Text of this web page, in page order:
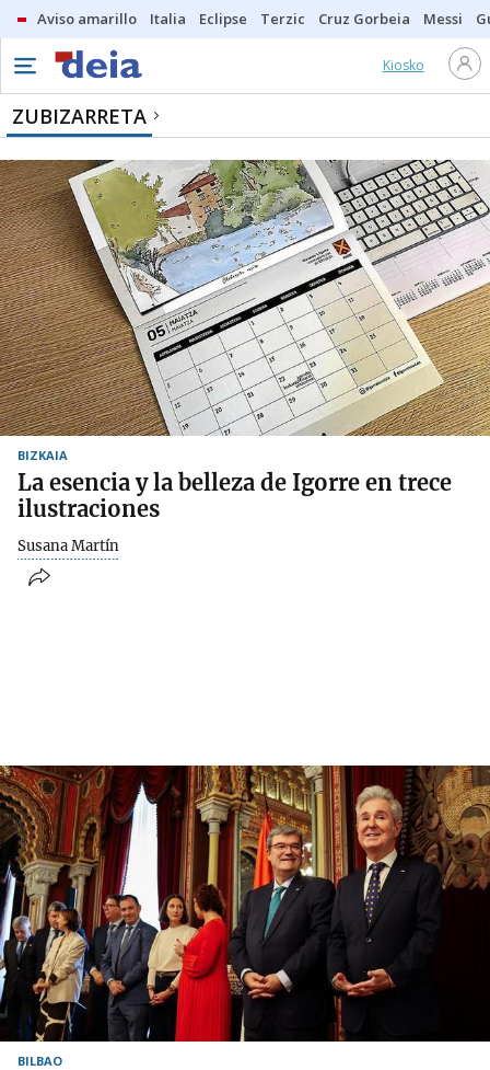
Aviso amarillo Italia Eclipse Terzic Cruz Gorbeia Messi
Kiosko
ZUBIZARRETA
BIZKAIA
La esencia y la belleza de Igorre en trece
ilustraciones
Susana Martín
BILBAO